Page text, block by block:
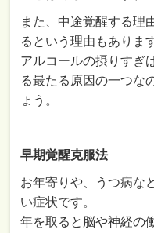
また、中途覚醒する理
るという理由もありま
アルコールの摂りすぎ
る最たる原因の一つな
ょう。
早期覚醒克服法
お年寄りや、うつ病な
い症状です。
年を取ると脳や神経の